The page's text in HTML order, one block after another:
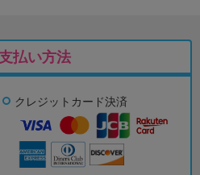
払い方法
クレジットカード決済